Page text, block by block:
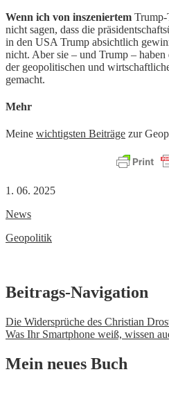
Wenn ich von inszeniertem
nicht sagen, dass die
in den USA Trump absichtlich
nicht. Aber sie – und Trump –
der geopolitischen und
gemacht.
Mehr
Meine wichtigsten Beiträge zur
1. 06. 2025
News
Geopolitik
Beitrags-Navigation
Die Widersprüche des Christian
Was Ihr Smartphone weiß, wissen
Mein neues Buch